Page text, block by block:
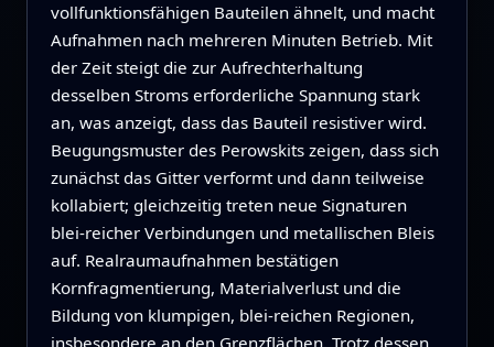
vollfunktionsfähigen Bauteilen ähnelt, und macht
Aufnahmen nach mehreren Minuten Betrieb. Mit
der Zeit steigt die zur Aufrechterhaltung
desselben Stroms erforderliche Spannung stark
an, was anzeigt, dass das Bauteil resistiver wird.
Beugungsmuster des Perowskits zeigen, dass sich
zunächst das Gitter verformt und dann teilweise
kollabiert; gleichzeitig treten neue Signaturen
blei‑reicher Verbindungen und metallischen Bleis
auf. Realraumaufnahmen bestätigen
Kornfragmentierung, Materialverlust und die
Bildung von klumpigen, blei‑reichen Regionen,